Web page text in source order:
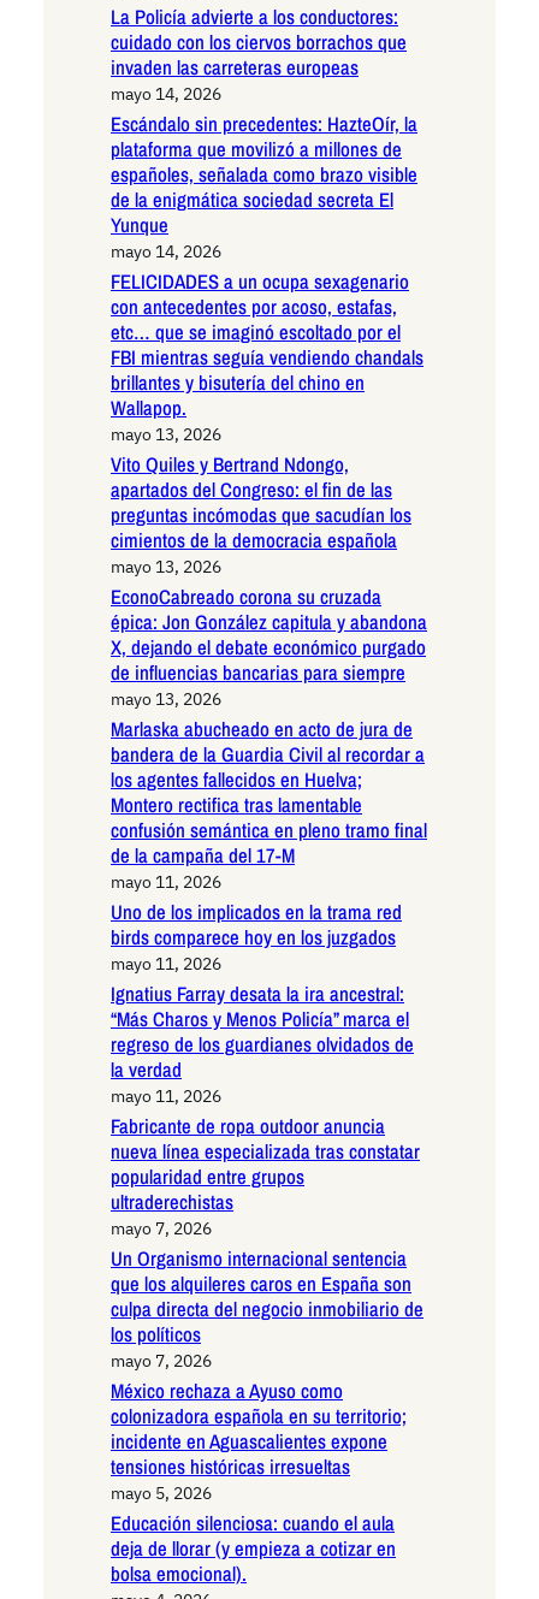
La Policía advierte a los conductores:
cuidado con los ciervos borrachos que
invaden las carreteras europeas
mayo 14, 2026
Escándalo sin precedentes: HazteOír, la
plataforma que movilizó a millones de
españoles, señalada como brazo visible
de la enigmática sociedad secreta El
Yunque
mayo 14, 2026
FELICIDADES a un ocupa sexagenario
con antecedentes por acoso, estafas,
etc… que se imaginó escoltado por el
FBI mientras seguía vendiendo chandals
brillantes y bisutería del chino en
Wallapop.
mayo 13, 2026
Vito Quiles y Bertrand Ndongo,
apartados del Congreso: el fin de las
preguntas incómodas que sacudían los
cimientos de la democracia española
mayo 13, 2026
EconoCabreado corona su cruzada
épica: Jon González capitula y abandona
X, dejando el debate económico purgado
de influencias bancarias para siempre
mayo 13, 2026
Marlaska abucheado en acto de jura de
bandera de la Guardia Civil al recordar a
los agentes fallecidos en Huelva;
Montero rectifica tras lamentable
confusión semántica en pleno tramo final
de la campaña del 17-M
mayo 11, 2026
Uno de los implicados en la trama red
birds comparece hoy en los juzgados
mayo 11, 2026
Ignatius Farray desata la ira ancestral:
“Más Charos y Menos Policía” marca el
regreso de los guardianes olvidados de
la verdad
mayo 11, 2026
Fabricante de ropa outdoor anuncia
nueva línea especializada tras constatar
popularidad entre grupos
ultraderechistas
mayo 7, 2026
Un Organismo internacional sentencia
que los alquileres caros en España son
culpa directa del negocio inmobiliario de
los políticos
mayo 7, 2026
México rechaza a Ayuso como
colonizadora española en su territorio;
incidente en Aguascalientes expone
tensiones históricas irresueltas
mayo 5, 2026
Educación silenciosa: cuando el aula
deja de llorar (y empieza a cotizar en
bolsa emocional).